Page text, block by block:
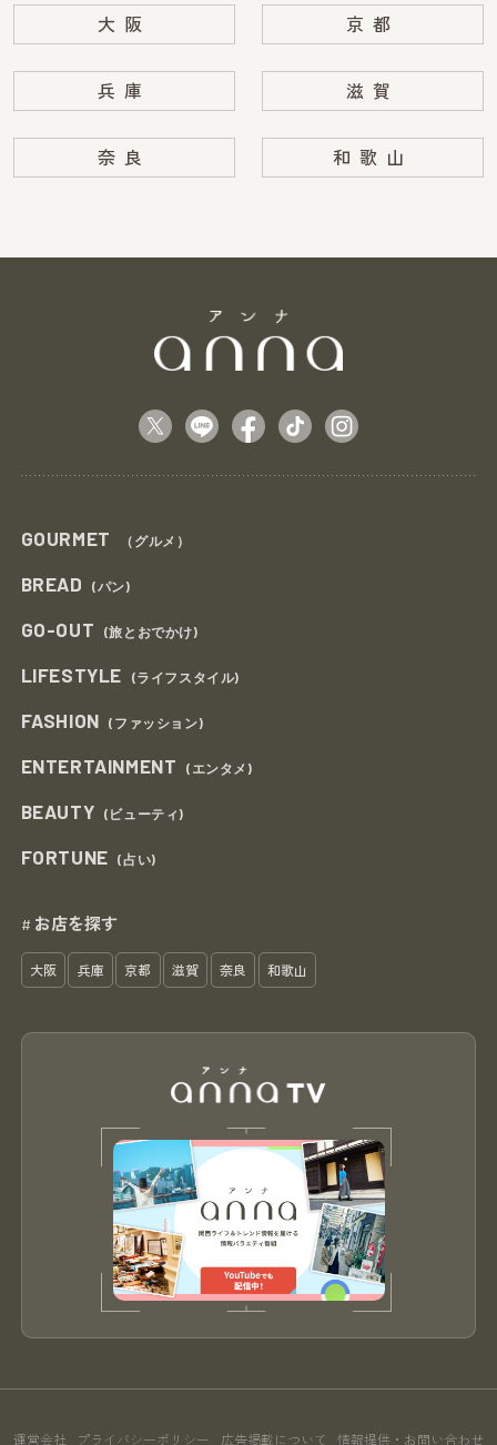
大阪 京都
兵庫 滋賀
奈良 和歌山
GOURMET （グルメ）
BREAD (パン)
GO-OUT (旅とおでかけ)
LIFESTYLE (ライフスタイル)
FASHION (ファッション)
ENTERTAINMENT (エンタメ)
BEAUTY (ビューティ)
FORTUNE (占い)
# お店を探す
大阪 兵庫 京都 滋賀 奈良 和歌山
運営会社 プライバシーポリシー 広告掲載について 情報提供・お問い合わせ